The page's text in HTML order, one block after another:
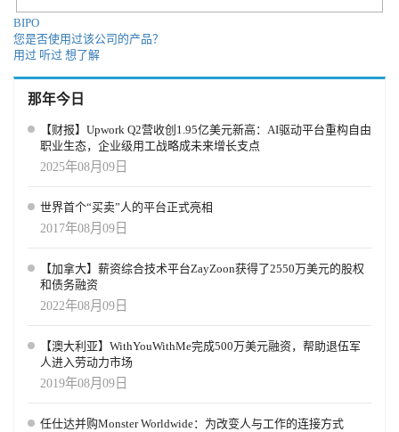
BIPO
您是否使用过该公司的产品？
用过 听过 想了解
那年今日
【财报】Upwork Q2营收创1.95亿美元新高：AI驱动平台重构自由
职业生态，企业级用工战略成未来增长支点
2025年08月09日
世界首个“买卖”人的平台正式亮相
2017年08月09日
【加拿大】薪资综合技术平台ZayZoon获得了2550万美元的股权
和债务融资
2022年08月09日
【澳大利亚】WithYouWithMe完成500万美元融资，帮助退伍军
人进入劳动力市场
2019年08月09日
任仕达并购Monster Worldwide：为改变人与工作的连接方式